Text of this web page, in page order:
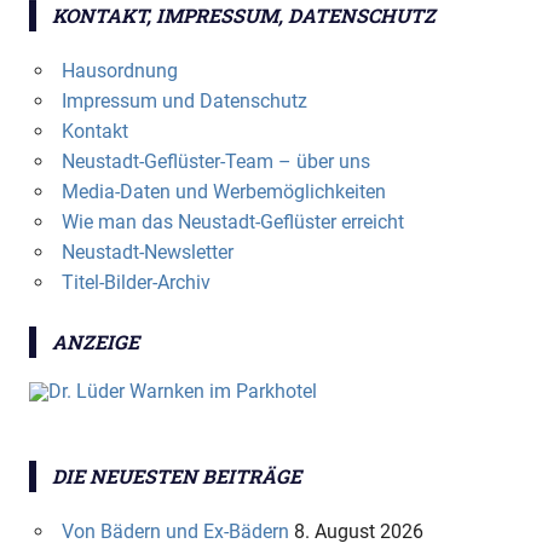
KONTAKT, IMPRESSUM, DATENSCHUTZ
Hausordnung
Impressum und Datenschutz
Kontakt
Neustadt-Geflüster-Team – über uns
Media-Daten und Werbemöglichkeiten
Wie man das Neustadt-Geflüster erreicht
Neustadt-Newsletter
Titel-Bilder-Archiv
ANZEIGE
DIE NEUESTEN BEITRÄGE
Von Bädern und Ex-Bädern 8. August 2026